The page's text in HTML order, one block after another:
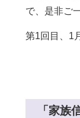
で、是非ご
第1回目、1
「家